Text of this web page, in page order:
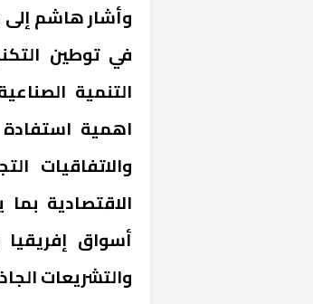
وأشار هاشم إلى
في توطين
التنمية
اهمية استفادة
والاتفاقيات
الاقتصادية
أسواق إفريقيا
والتشريعات